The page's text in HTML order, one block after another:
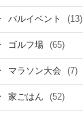
バルイベント (13)
ゴルフ場 (65)
マラソン大会 (7)
家ごはん (52)